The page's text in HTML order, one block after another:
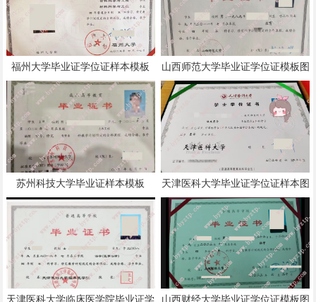
福州大学毕业证学位证样本模板
山西师范大学毕业证学位证模板图
片
苏州科技大学毕业证样本模板
天津医科大学毕业证学位证样本图
片
天津医科大学临床医学院毕业证学 山西财经大学毕业证学位证模板图